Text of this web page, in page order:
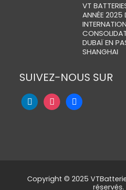
VT
ANNÉE 2025
DUBAÏ EN
SHANGHAI
SUIVEZ-NOUS SUR
Copyright © 2025
réservés.